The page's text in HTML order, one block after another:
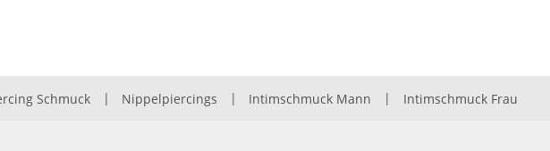
Schmuck | Nippelpiercings | Intimschmuck Mann | Intimschmuck Frau